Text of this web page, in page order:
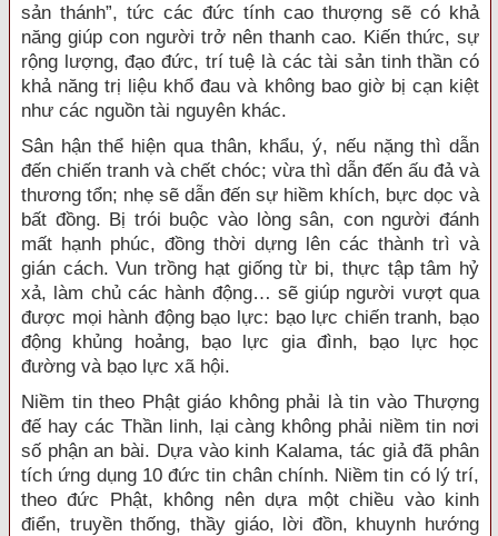
sản thánh”, tức các đức tính cao thượng sẽ có khả
năng giúp con người trở nên thanh cao. Kiến thức, sự
rộng lượng, đạo đức, trí tuệ là các tài sản tinh thần có
khả năng trị liệu khổ đau và không bao giờ bị cạn kiệt
như các nguồn tài nguyên khác.
Sân hận thể hiện qua thân, khẩu, ý, nếu nặng thì dẫn
đến chiến tranh và chết chóc; vừa thì dẫn đến ấu đả và
thương tổn; nhẹ sẽ dẫn đến sự hiềm khích, bực dọc và
bất đồng. Bị trói buộc vào lòng sân, con người đánh
mất hạnh phúc, đồng thời dựng lên các thành trì và
gián cách. Vun trồng hạt giống từ bi, thực tập tâm hỷ
xả, làm chủ các hành động… sẽ giúp người vượt qua
được mọi hành động bạo lực: bạo lực chiến tranh, bạo
động khủng hoảng, bạo lực gia đình, bạo lực học
đường và bạo lực xã hội.
Niềm tin theo Phật giáo không phải là tin vào Thượng
đế hay các Thần linh, lại càng không phải niềm tin nơi
số phận an bài. Dựa vào kinh Kalama, tác giả đã phân
tích ứng dụng 10 đức tin chân chính. Niềm tin có lý trí,
theo đức Phật, không nên dựa một chiều vào kinh
điển, truyền thống, thầy giáo, lời đồn, khuynh hướng